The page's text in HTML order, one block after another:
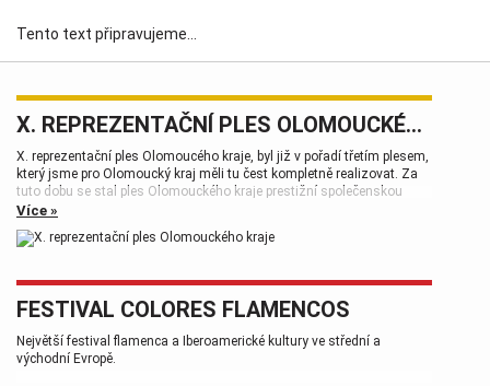
Tento text připravujeme...
X. REPREZENTAČNÍ PLES OLOMOUCKÉHO KRAJE
X. reprezentační ples Olomoucého kraje, byl již v pořadí třetím plesem,
který jsme pro Olomoucký kraj měli tu čest kompletně realizovat. Za
tuto dobu se stal ples Olomouckého kraje prestižní společenskou
událostí, která patří k vrcholům plesové sezóny.
Více »
FESTIVAL COLORES FLAMENCOS
Největší festival flamenca a Iberoamerické kultury ve střední a
východní Evropě.